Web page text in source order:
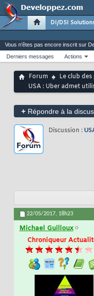
DI/DSI
Vous n'êtes pas encore inscrit sur
Derniers messages
Actions
Forum Le club
USA : Uber admet
+ Répondre à la
Discussion :
22/05/2017, 18h23
Michael Guilloux
Chroniqueur